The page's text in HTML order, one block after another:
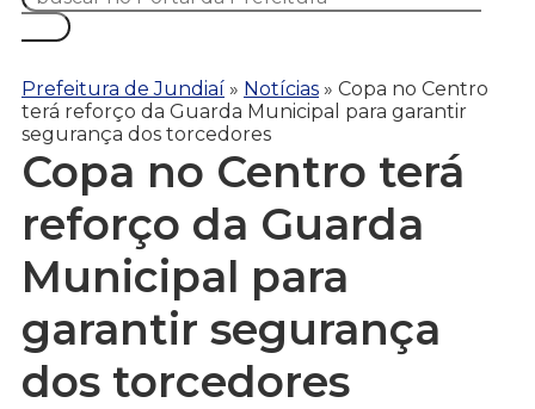
Prefeitura de Jundiaí » Notícias » Copa no Centro
terá reforço da Guarda Municipal para garantir
segurança dos torcedores
Copa no Centro terá
reforço da Guarda
Municipal para
garantir segurança
dos torcedores